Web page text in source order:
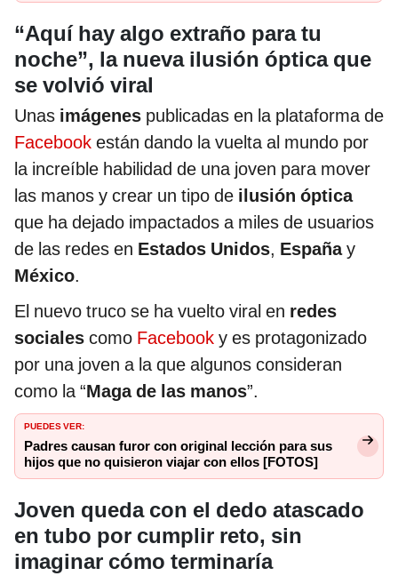
“Aquí hay algo extraño para tu
noche”, la nueva ilusión óptica que
se volvió viral
Unas imágenes publicadas en la plataforma de
Facebook están dando la vuelta al mundo por
la increíble habilidad de una joven para mover
las manos y crear un tipo de ilusión óptica
que ha dejado impactados a miles de usuarios
de las redes en Estados Unidos, Españay
México.
El nuevo truco se ha vuelto viral en redes
sociales como Facebook y es protagonizado
por una joven a la que algunos consideran
como la “Maga de las manos”.
PUEDES VER:
Padres causan furor con original lección para sus
hijos que no quisieron viajar con ellos [FOTOS]
Joven queda con el dedo atascado
en tubo por cumplir reto, sin
imaginar cómo terminaría